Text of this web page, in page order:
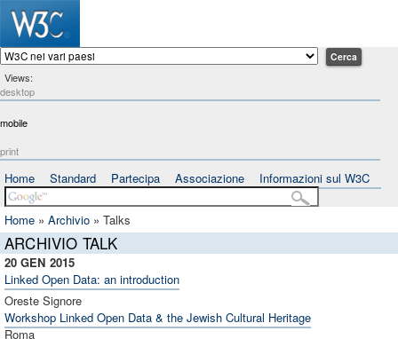
Views:
desktop
mobile
print
Home Standard Partecipa Associazione Informazioni sul W3C
Home » Archivio » Talks
ARCHIVIO TALK
2015
20 GEN
Linked Open Data: an introduction
Oreste Signore
Workshop Linked Open Data & the Jewish Cultural Heritage
Roma